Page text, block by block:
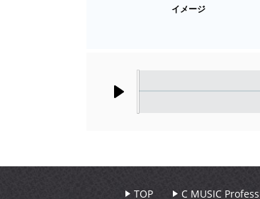
イメージ
TOP C MUSIC